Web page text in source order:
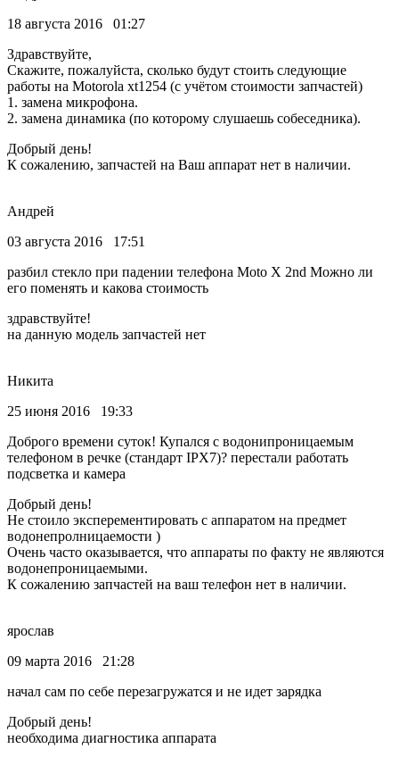
18 августа 2016 01:27
Здравствуйте,
Скажите, пожалуйста, сколько будут стоить следующие
работы на Motorola xt1254 (с учётом стоимости запчастей)
1. замена микрофона.
2. замена динамика (по которому слушаешь собеседника).
Добрый день!
К сожалению, запчастей на Ваш аппарат нет в наличии.
Андрей
03 августа 2016 17:51
разбил стекло при падении телефона Moto X 2nd Можно ли
его поменять и какова стоимость
здравствуйте!
на данную модель запчастей нет
Никита
25 июня 2016 19:33
Доброго времени суток! Купался с водонипроницаемым
телефоном в речке (стандарт IPX7)? перестали работать
подсветка и камера
Добрый день!
Не стоило эксперементировать с аппаратом на предмет
водонепролницаемости )
Очень часто оказывается, что аппараты по факту не являются
водонепроницаемыми.
К сожалению запчастей на ваш телефон нет в наличии.
ярослав
09 марта 2016 21:28
начал сам по себе перезагружатся и не идет зарядка
Добрый день!
необходима диагностика аппарата